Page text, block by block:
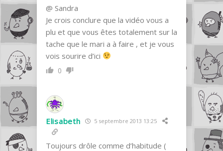
@ Sandra
Je crois conclure que la vidéo vous a
plu et que vous êtes totalement sur la
tache que le mari a à faire , et je vous
vois sourire d’ici
0
Elisabeth 5 septembre 2013 13:25
Toujours drôle comme d’habitude (